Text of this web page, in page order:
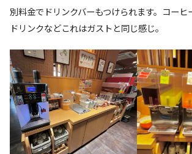
別料金でドリンクバーもつけられます。コーヒ
ドリンクなどこれはガストと同じ感じ。